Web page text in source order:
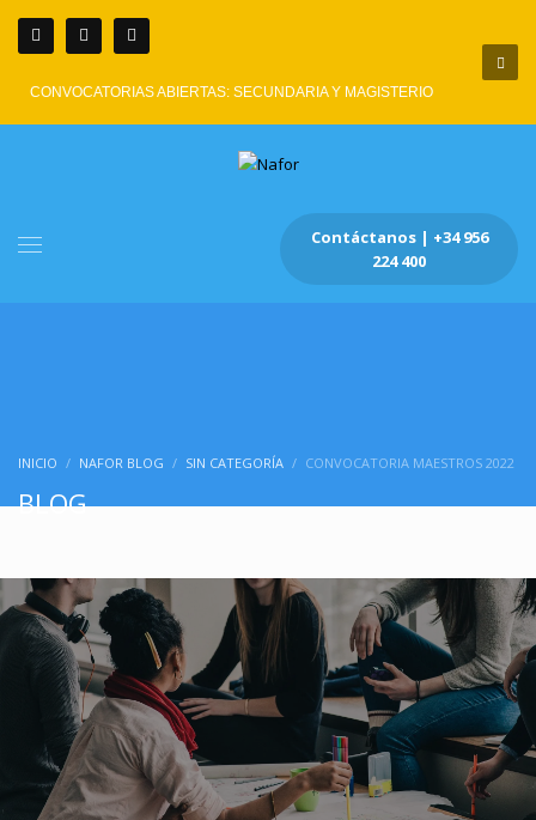
CONVOCATORIAS ABIERTAS: SECUNDARIA Y MAGISTERIO
Contáctanos | +34 956
224 400
INICIO NAFOR BLOG SIN CATEGORÍA CONVOCATORIA MAESTROS 2022
BLOG